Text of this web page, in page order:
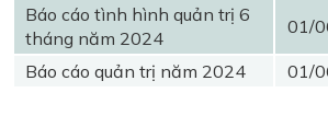
Báo cáo tình hình quản trị 6
tháng năm 2024
01/
Báo cáo quản trị năm 2024 01/